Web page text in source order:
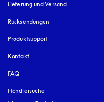
Lieferung und Versand
Rücksendungen
Produktsupport
Kontakt
FAQ
Händlersuche